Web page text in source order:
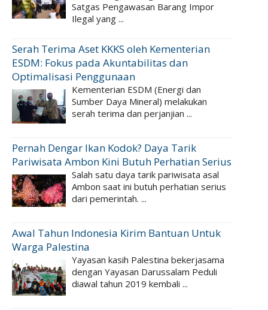
Satgas Pengawasan Barang Impor
Ilegal yang ...
Serah Terima Aset KKKS oleh Kementerian
ESDM: Fokus pada Akuntabilitas dan
Optimalisasi Penggunaan
Kementerian ESDM (Energi dan
Sumber Daya Mineral) melakukan
serah terima dan perjanjian ...
Pernah Dengar Ikan Kodok? Daya Tarik
Pariwisata Ambon Kini Butuh Perhatian Serius
Salah satu daya tarik pariwisata asal
Ambon saat ini butuh perhatian serius
dari pemerintah. ...
Awal Tahun Indonesia Kirim Bantuan Untuk
Warga Palestina
Yayasan kasih Palestina bekerjasama
dengan Yayasan Darussalam Peduli
diawal tahun 2019 kembali ...